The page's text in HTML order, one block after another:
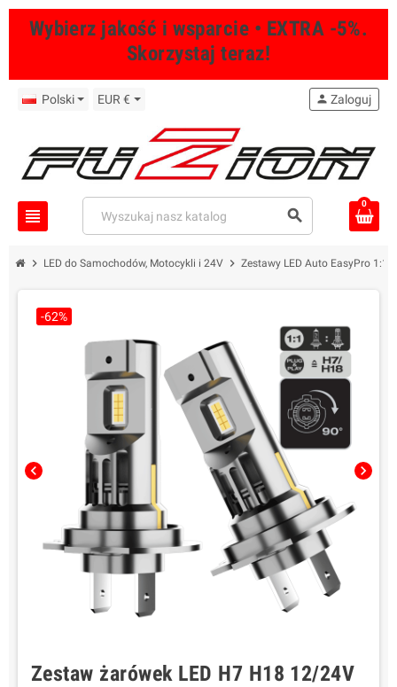
Wybierz jakość i wsparcie • EXTRA -5%.
Skorzystaj teraz!
Polski EUR €
view_headline search
person Zaloguj
0
chevron_right LED do Samochodów, Motocykli i 24V chevron_right Zestawy LED Auto EasyPro 1:1
chevron_left chevron_right
-62%
Zestaw żarówek LED H7 H18 12/24V